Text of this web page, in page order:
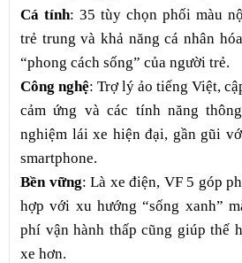
Cá tính: 35 tùy chọn phối màu
trẻ trung và khả năng cá nhân
“phong cách sống” của người trẻ.
Công nghệ: Trợ lý ảo tiếng Việt,
cảm ứng và các tính năng
nghiệm lái xe hiện đại, gần gũi
smartphone.
Bền vững: Là xe điện, VF 5 góp
hợp với xu hướng “sống xanh”
phí vận hành thấp cũng giúp thế
xe hơn.